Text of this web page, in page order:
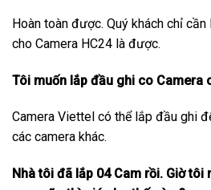
Hoàn toàn được. Quý khách chỉ
cho Camera HC24 là được.
Tôi muốn lắp đầu ghi co Camera
Camera Viettel có thể lắp đầu ghi
các camera khác.
Nhà tôi đã lắp 04 Cam rồi. Giờ